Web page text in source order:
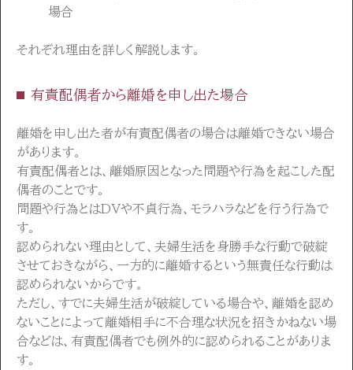
場合
それぞれ理由を詳しく解説します。
有責配偶者から離婚を申し出た場合
離婚を申し出た者が有責配偶者の場合は離婚できない場合
があります。
有責配偶者とは、離婚原因となった問題や行為を起こした配
偶者のことです。
問題や行為とはDVや不貞行為、モラハラなどを行う行為で
す。
認められない理由として、夫婦生活を身勝手な行動で破綻
させておきながら、一方的に離婚するという無責任な行動は
認められないからです。
ただし、すでに夫婦生活が破綻している場合や、離婚を認め
ないことによって離婚相手に不合理な状況を招きかねない場
合などは、有責配偶者でも例外的に認められることがありま
す。